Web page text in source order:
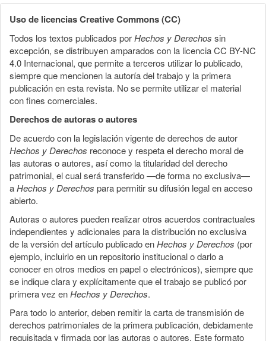
Uso de licencias Creative Commons (CC)
Todos los textos publicados porHechos y Derechos sin
excepción, se distribuyen amparados con la licencia CC BY-NC
4.0 Internacional, que permite a terceros utilizar lo publicado,
siempre que mencionen la autoría del trabajo y la primera
publicación en esta revista. No se permite utilizar el material
con fines comerciales.
Derechos de autoras o autores
De acuerdo con la legislación vigente de derechos de autor
Hechos y Derechos reconoce y respeta el derecho moral de
las autoras o autores, así como la titularidad del derecho
patrimonial, el cual será transferido —de forma no exclusiva—
aHechos y Derechos para permitir su difusión legal en acceso
abierto.
Autoras o autores pueden realizar otros acuerdos contractuales
independientes y adicionales para la distribución no exclusiva
de la versión del artículo publicado enHechos y Derechos (por
ejemplo, incluirlo en un repositorio institucional o darlo a
conocer en otros medios en papel o electrónicos), siempre que
se indique clara y explícitamente que el trabajo se publicó por
primera vez enHechos y Derechos.
Para todo lo anterior, deben remitir la carta de transmisión de
derechos patrimoniales de la primera publicación, debidamente
requisitada y firmada por las autoras o autores. Este formato